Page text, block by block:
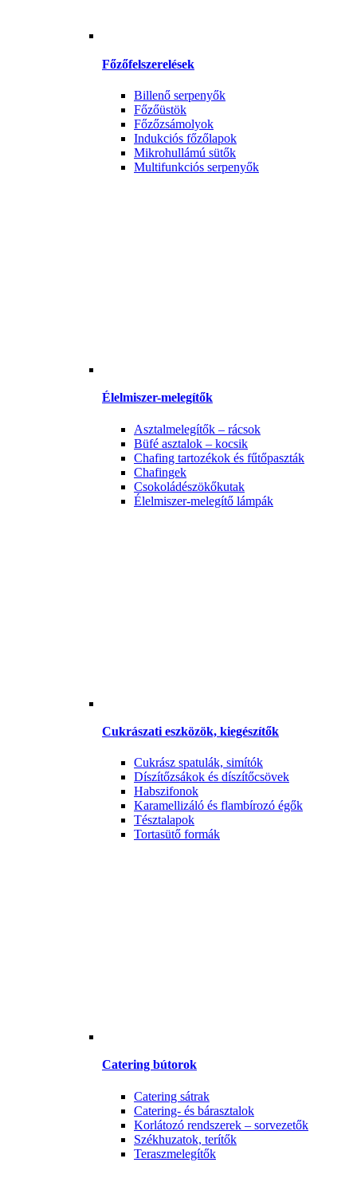
Főzőfelszerelések
Billenő serpenyők
Főzőüstök
Főzőzsámolyok
Indukciós főzőlapok
Mikrohullámú sütők
Multifunkciós serpenyők
Élelmiszer-melegítők
Asztalmelegítők – rácsok
Büfé asztalok – kocsik
Chafing tartozékok és fűtőpaszták
Chafingek
Csokoládészökőkutak
Élelmiszer-melegítő lámpák
Cukrászati eszközök, kiegészítők
Cukrász spatulák, simítók
Díszítőzsákok és díszítőcsövek
Habszifonok
Karamellizáló és flambírozó égők
Tésztalapok
Tortasütő formák
Catering bútorok
Catering sátrak
Catering- és bárasztalok
Korlátozó rendszerek – sorvezetők
Székhuzatok, terítők
Teraszmelegítők